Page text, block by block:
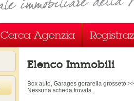
Cerca Agenzia
Elenco Immobili
Box auto, Garages gorarella grosseto
Nessuna scheda trovata.